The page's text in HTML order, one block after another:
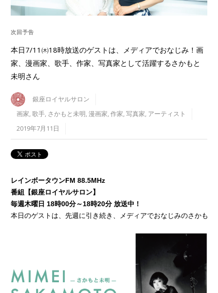
次回予告
本日7/11㈭18時放送のゲストは、メディアでおなじみ！画
家、漫画家、歌手、作家、写真家として活躍するさかもと
未明さん
銀座ロイヤルサロン
画家,歌手, さかもと未明,漫画家,作家,写真家, アーティスト
2019年7月11日
レインボータウンFM 88.5MHz
番組【銀座ロイヤルサロン】
毎週木曜日 18時00分～18時20分 放送中！
本日のゲストは、先週に引き続き、メディアでおなじみのさかもと